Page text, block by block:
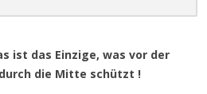
ist das Einzige, was vor der
die Mitte schützt !